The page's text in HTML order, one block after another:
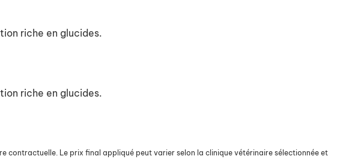
riche en glucides.
riche en glucides.
contractuelle. Le prix final appliqué peut varier selon la clinique vétérinaire sélectionnée et